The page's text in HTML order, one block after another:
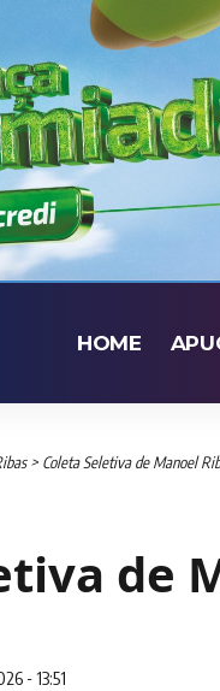
HOME
> Coleta Seletiva de Manoel
de
- 13:51